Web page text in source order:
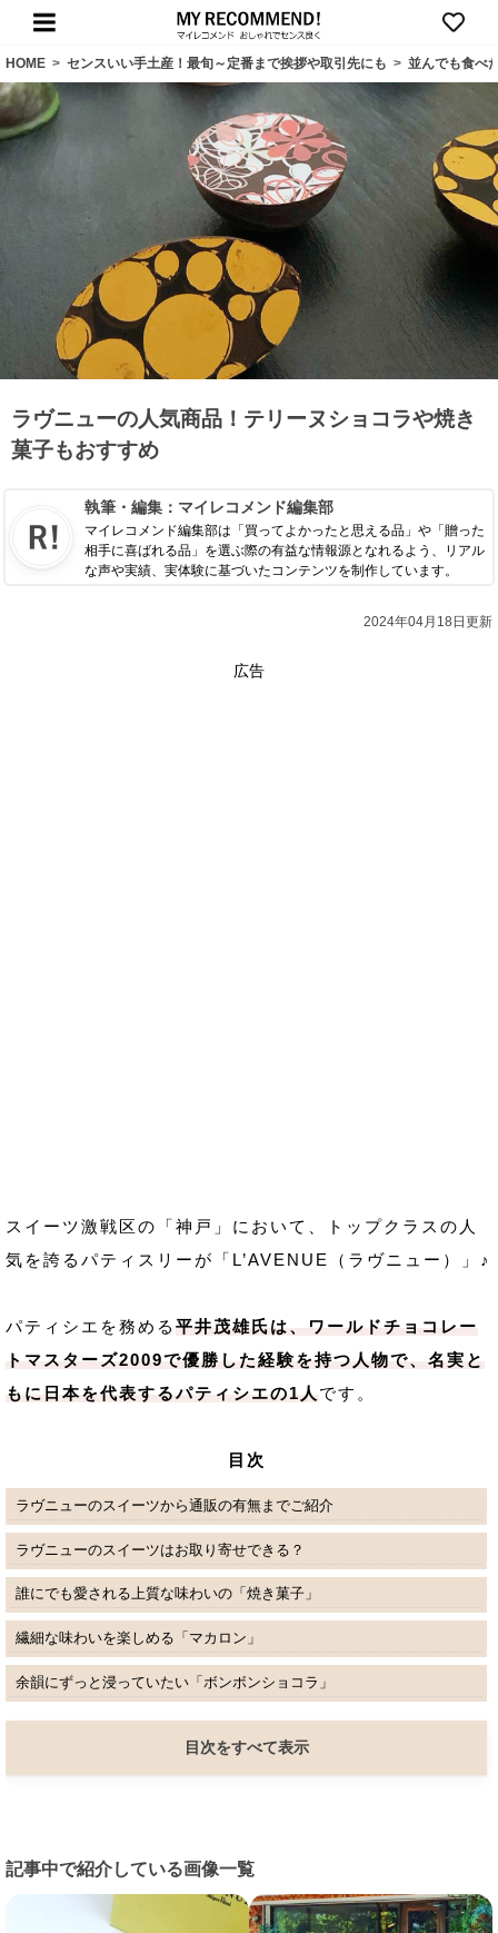
HOME > センスいい手土産！最旬～定番まで挨拶や取引先にも > 並んでも食べ
ラヴニューの人気商品！テリーヌショコラや焼き
菓子もおすすめ
執筆・編集： マイレコメンド編集部
マイレコメンド編集部は「買ってよかったと思える品」や「贈った
相手に喜ばれる品」を選ぶ際の有益な情報源となれるよう、リアル
な声や実績、実体験に基づいたコンテンツを制作しています。
2024年04月18日更新
広告
スイーツ激戦区の「神戸」において、トップクラスの人
気を誇るパティスリーが「L’AVENUE（ラヴニュー）」♪
パティシエを務める 平井茂雄氏は、ワールドチョコレー
トマスターズ2009で優勝した経験を持つ人物で、名実と
もに日本を代表するパティシエの1人 です。
目次
ラヴニューのスイーツから通販の有無までご紹介
ラヴニューのスイーツはお取り寄せできる？
誰にでも愛される上質な味わいの「焼き菓子」
繊細な味わいを楽しめる「マカロン」
余韻にずっと浸っていたい「ボンボンショコラ」
目次をすべて表示
記事中で紹介している画像一覧